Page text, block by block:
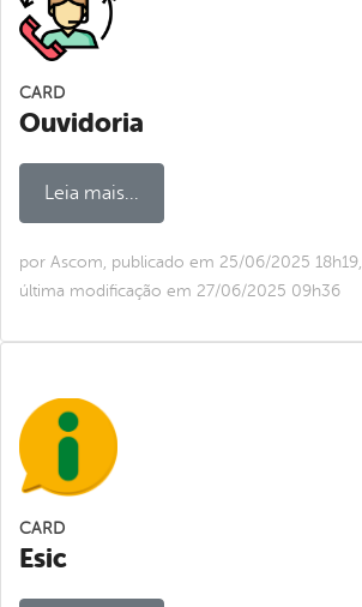
CARD
Ouvidoria
Leia mais...
por Ascom, publicado em 25/06/2025 18h19,
última modificação em 27/06/2025 09h36
CARD
Esic